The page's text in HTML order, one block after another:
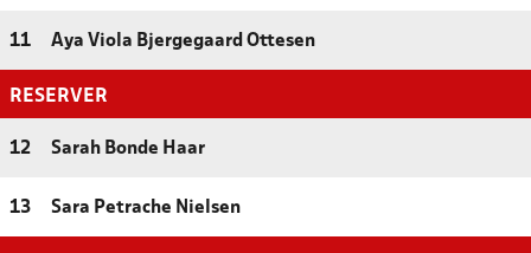
11 Aya Viola Bjergegaard Ottesen
RESERVER
12 Sarah Bonde Haar
13 Sara Petrache Nielsen